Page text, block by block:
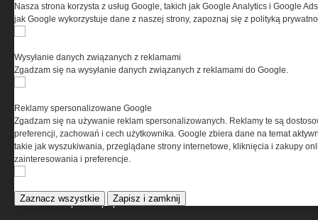
Codzienne źródło informacji o taktyce, szkoleniu,
misjach bojowych, uzbrojeniu, umundurowaniu
REGULAMIN
Regulamin określa zasady korzystania z portalu
www.special-ops.pl
Nasza strona korzysta z usług Google, takich jak Google Analytics i Google
jak Google wykorzystuje dane z naszej strony, zapoznaj się z polityką
Wysyłanie danych związanych z reklamami
Zgadzam się na wysyłanie danych związanych z reklamami do Google.
Reklamy spersonalizowane Google
Zgadzam się na używanie reklam spersonalizowanych. Reklamy te są
preferencji, zachowań i cech użytkownika. Google zbiera dane na temat
takie jak wyszukiwania, przeglądane strony internetowe, kliknięcia i zakupy
zainteresowania i preferencje.
Zaznacz wszystkie Zapisz i zamknij